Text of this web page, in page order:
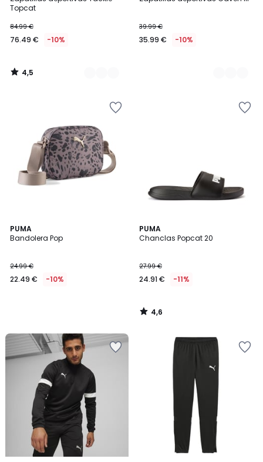
Topcat
84.99 €
76.49 € -10%
4,5
/
39.99 €
35.99 € -10%
PUMA
Bandolera Pop
24.99 €
22.49 € -10%
PUMA
Chanclas Popcat 20
27.99 €
24.91 € -11%
4,6
/ 5
4,6
/